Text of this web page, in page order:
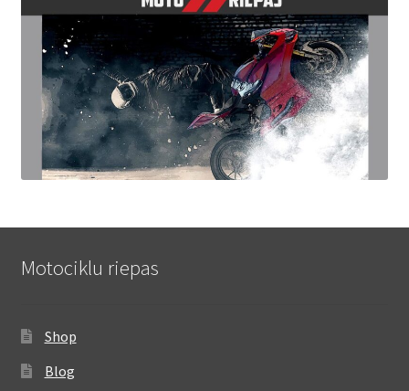
Motociklu riepas
Shop
Blog